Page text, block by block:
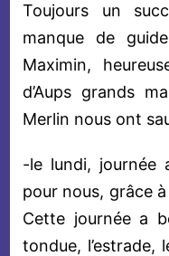
Toujours un
manque de
Maximin,
d’Aups grands
Merlin nous ont
-le lundi, journée
pour nous, grâce
Cette journée a
tondue, l’estrade,